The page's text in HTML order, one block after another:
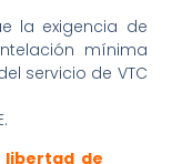
la exigencia de
mínima
servicio de VTC
libertad de